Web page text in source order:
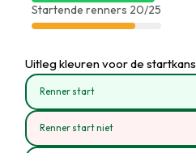
Startende renners 20/25
Uitleg kleuren voor de startkans
Renner start
Renner start niet